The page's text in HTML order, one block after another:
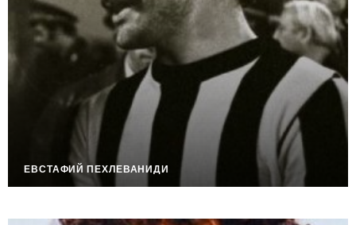
ЕВСТАФИЙ ПЕХЛЕВАНИДИ